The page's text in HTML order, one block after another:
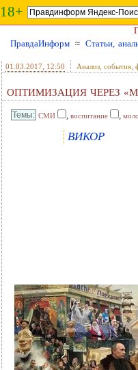
18+
ПравдаИнформ ≈ Статьи,
01.03.2017 , 12:50 Анализ, события,
ОПТИМИЗАЦИЯ ЧЕРЕЗ
СМИ , воспитание ,
ВИКОР